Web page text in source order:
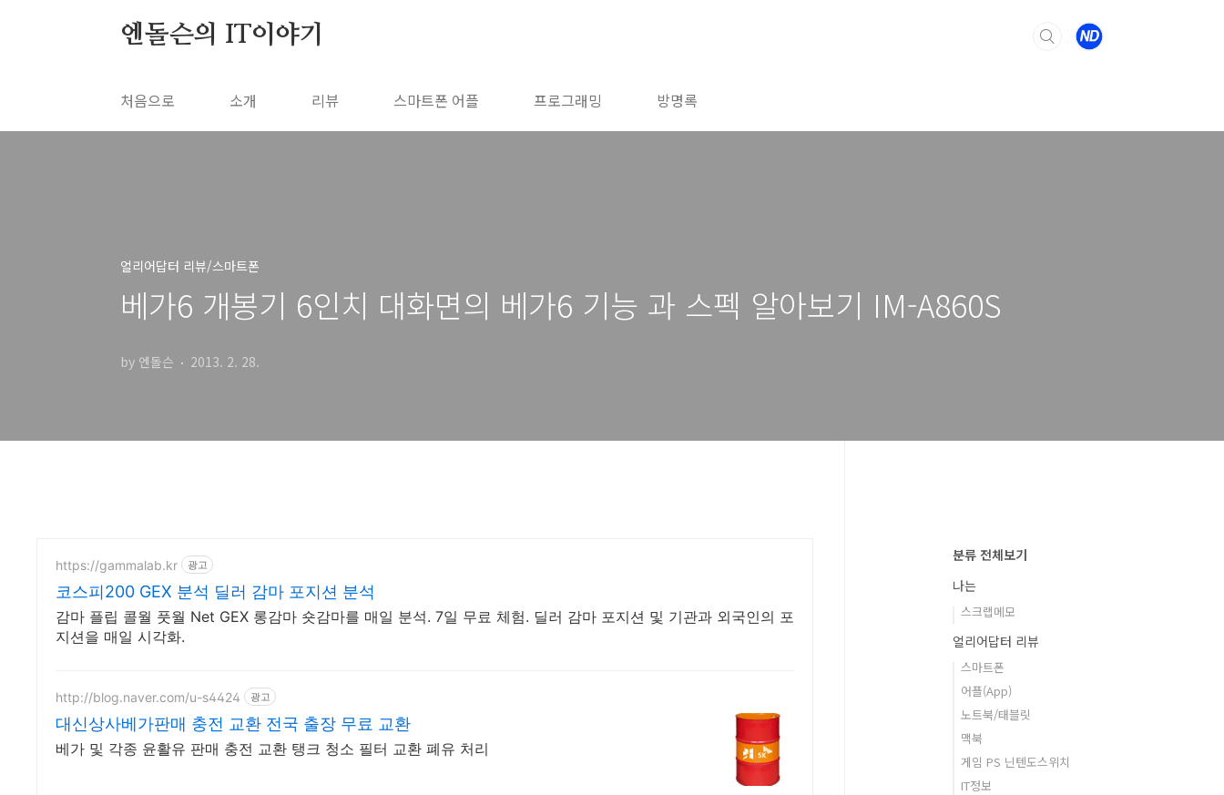
엔돌슨의 IT이야기
처음으로 소개 리뷰 스마트폰 어플 프로그래밍 방명록
얼리어답터 리뷰/스마트폰
베가6 개봉기 6인치 대화면의 베가6 기능 과 스펙 알아보기 IM-A860S
by 엔돌슨 2013. 2. 28.
https://gammalab.kr 광고
코스피200 GEX 분석 딜러 감마 포지션 분석
감마 플립 콜월 풋월 Net GEX 롱감마 숏감마를 매일 분석. 7일 무료 체험. 딜러 감마 포지션 및 기관과 외국인의 포
지션을 매일 시각화.
http://blog.naver.com/u-s4424 광고
대신상사베가판매 충전 교환 전국 출장 무료 교환
베가 및 각종 윤활유 판매 충전 교환 탱크 청소 필터 교환 폐유 처리
분류 전체보기
나는
스크랩메모
얼리어답터 리뷰
스마트폰
어플(App)
노트북/태블릿
맥북
게임 PS 닌텐도스위치
IT정보